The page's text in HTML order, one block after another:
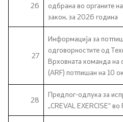
26
одбрана во oрганите
закон, за 2026 година
27
Информација за
одговорностите од
Врховната команда на
(ARF) потпишан на 10
28
Предлог-одлука за
„CREVAL EXERCISE“